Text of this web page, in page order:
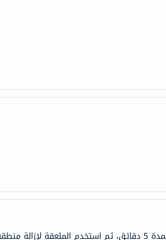
باستخدام الجزء المنحني من الملعقة، وزّع الكريم بالتساوي لتغطية الشعر بالكامل.. اترك الكريم على بشرتك لمدة 5 دقائق،